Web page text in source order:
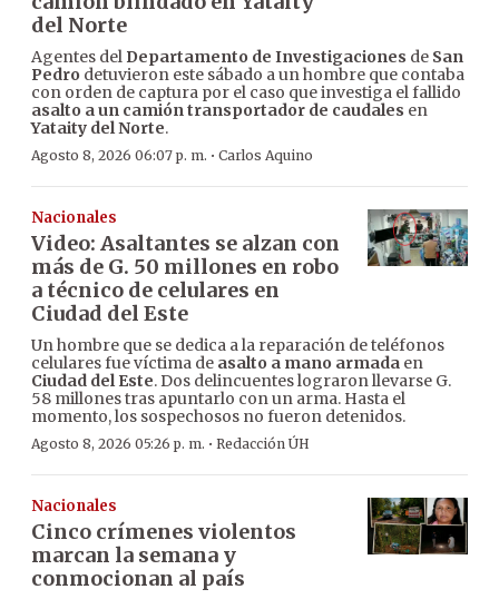
del Norte
Agentes del Departamento de Investigaciones de San
Pedro detuvieron este sábado a un hombre que contaba
con orden de captura por el caso que investiga el fallido
asalto a un camión transportador de caudales en
Yataity del Norte.
Agosto 8, 2026 06:07 p. m. · Carlos Aquino
Nacionales
Video: Asaltantes se alzan con
más de G. 50 millones en robo
a técnico de celulares en
Ciudad del Este
Un hombre que se dedica a la reparación de teléfonos
celulares fue víctima de asalto a mano armada en
Ciudad del Este. Dos delincuentes lograron llevarse G.
58 millones tras apuntarlo con un arma. Hasta el
momento, los sospechosos no fueron detenidos.
Agosto 8, 2026 05:26 p. m. · Redacción ÚH
Nacionales
Cinco crímenes violentos
marcan la semana y
conmocionan al país